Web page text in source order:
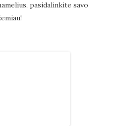
pasidalinkite savo